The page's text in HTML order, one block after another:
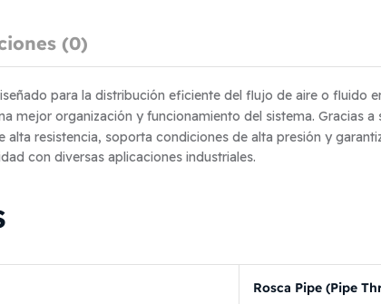
(0)
para la distribución eficiente del flujo de aire o fluido
mejor organización y funcionamiento del sistema. Gracias a
resistencia, soporta condiciones de alta presión y
con diversas aplicaciones industriales.
Rosca Pipe (Pipe